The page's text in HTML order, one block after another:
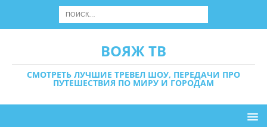
ВОЯЖ ТВ
СМОТРЕТЬ ЛУЧШИЕ ТРЕВЕЛ ШОУ, ПЕРЕДАЧИ ПРО
ПУТЕШЕСТВИЯ ПО МИРУ И ГОРОДАМ